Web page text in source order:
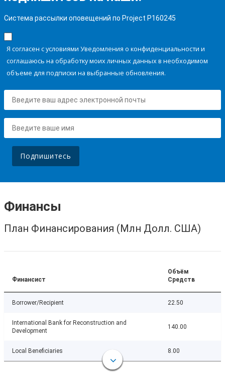
Система рассылки оповещений по Project P160245
Я согласен с условиями Уведомления о конфиденциальности и
соглашаюсь на обработку моих личных данных в необходимом
объеме для подписки на выбранные обновления.
Подпишитесь
Финансы
План Финансирования (Млн Долл. США)
Финансист
Объём
Средств
Borrower/Recipient 22.50
International Bank for Reconstruction and
Development
140.00
Local Beneficiaries 8.00